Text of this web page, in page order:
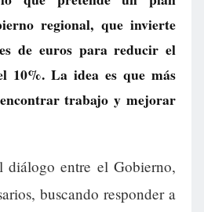
regional, que invierte
de euros para reducir el
10%. La idea es que más
trabajo y mejorar
diálogo entre el Gobierno,
buscando responder a